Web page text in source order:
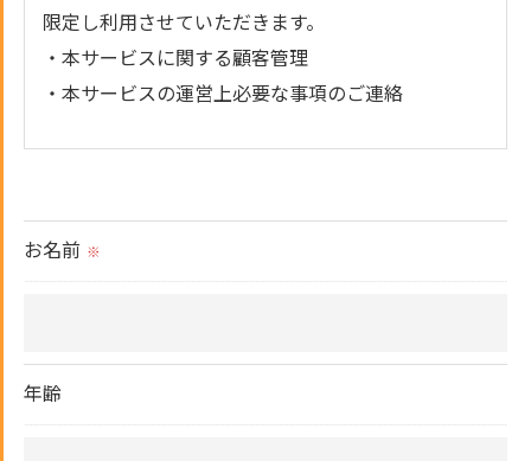
限定し利用させていただきます。
・本サービスに関する顧客管理
・本サービスの運営上必要な事項のご連絡
られた場合を除き、
お名前 ※
年齢